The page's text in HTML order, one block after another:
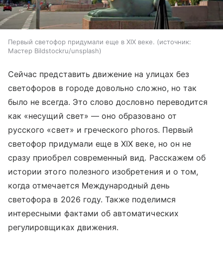
Первый светофор придумали еще в XIX веке.
источник:
Мастер Bildstockru/unsplash
Сейчас представить движение на улицах без
светофоров в городе довольно сложно, но так
было не всегда. Это слово дословно переводится
как «несущий свет» — оно образовано от
русского «‎‎свет» и греческого phoros. Первый
светофор придумали еще в XIX веке, но он не
сразу приобрел современный вид. Расскажем об
истории этого полезного изобретения и о том,
когда отмечается Международный день
светофора в 2026 году. Также поделимся
интересными фактами об автоматических
регулировщиках движения.